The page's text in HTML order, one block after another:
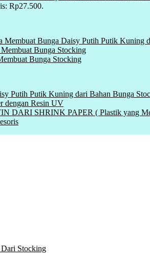
Rp27.500.
Membuat Bunga Daisy Putih Putik Kuning
Bunga Stocking
Bunga Stocking
Putih Putik Kuning dari Bahan Bunga
dengan Resin UV
SHRINK PAPER ( Plastik yang
Stocking